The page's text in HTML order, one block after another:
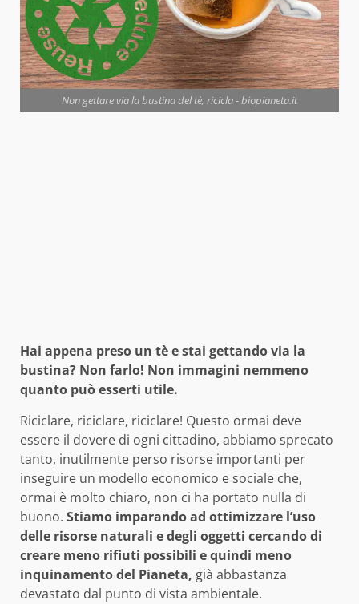
Non gettare via la bustina del tè, ricicla - biopianeta.it
Hai appena preso un tè e stai gettando via la
bustina? Non farlo! Non immagini nemmeno
quanto può esserti utile.
Riciclare, riciclare, riciclare! Questo ormai deve
essere il dovere di ogni cittadino, abbiamo sprecato
tanto, inutilmente perso risorse importanti per
inseguire un modello economico e sociale che,
ormai è molto chiaro, non ci ha portato nulla di
buono. Stiamo imparando ad ottimizzare l’uso
delle risorse naturali e degli oggetti cercando di
creare meno rifiuti possibili e quindi meno
inquinamento del Pianeta, già abbastanza
devastato dal punto di vista ambientale.